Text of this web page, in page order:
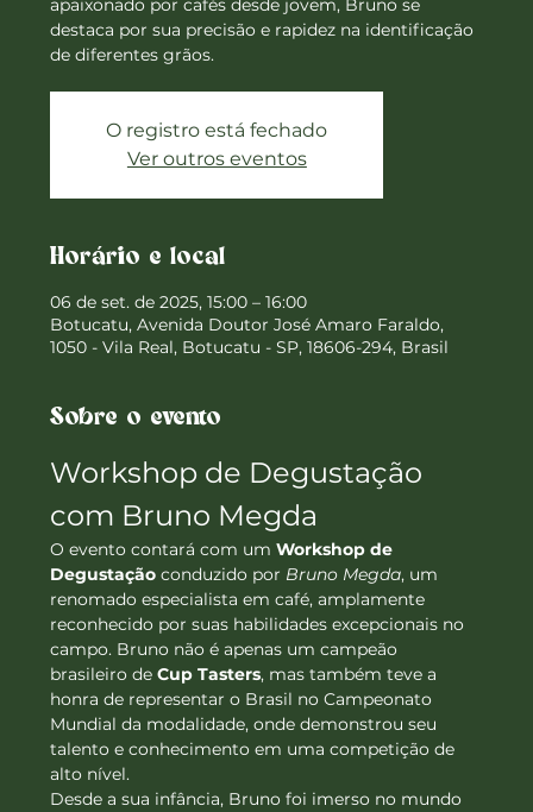
apaixonado por cafés desde jovem, Bruno se
destaca por sua precisão e rapidez na identificação
de diferentes grãos.
O registro está fechado
Ver outros eventos
Horário e local
06 de set. de 2025, 15:00 – 16:00
Botucatu, Avenida Doutor José Amaro Faraldo,
1050 - Vila Real, Botucatu - SP, 18606-294, Brasil
Sobre o evento
Workshop de Degustação
com Bruno Megda
O evento contará com um Workshop de
Degustação conduzido por Bruno Megda, um
renomado especialista em café, amplamente
reconhecido por suas habilidades excepcionais no
campo. Bruno não é apenas um campeão
brasileiro de Cup Tasters, mas também teve a
honra de representar o Brasil no Campeonato
Mundial da modalidade, onde demonstrou seu
talento e conhecimento em uma competição de
alto nível.
Desde a sua infância, Bruno foi imerso no mundo